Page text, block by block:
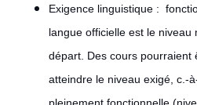
Exigence linguistique :
langue officielle est le niveau
départ. Des cours pourraient
atteindre le niveau exigé, c.-